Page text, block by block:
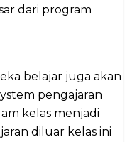
dari program
belajar juga akan
pengajaran
kelas menjadi
diluar kelas ini